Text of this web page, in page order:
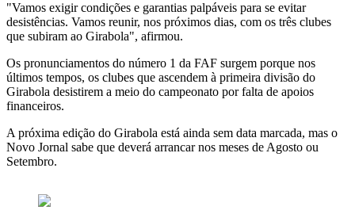
"Vamos exigir condições e garantias palpáveis para se evitar
desistências. Vamos reunir, nos próximos dias, com os três clubes
que subiram ao Girabola", afirmou.
Os pronunciamentos do número 1 da FAF surgem porque nos
últimos tempos, os clubes que ascendem à primeira divisão do
Girabola desistirem a meio do campeonato por falta de apoios
financeiros.
A próxima edição do Girabola está ainda sem data marcada, mas o
Novo Jornal sabe que deverá arrancar nos meses de Agosto ou
Setembro.